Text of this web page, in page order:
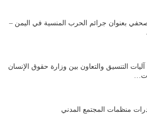
بعنوان جرائم الحرب المنسية في اليمن –
التنسيق والتعاون بين وزارة حقوق الإنسان
منظمات المجتمع المدني